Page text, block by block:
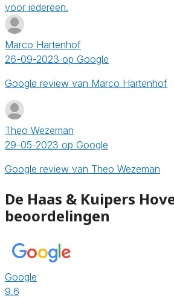
voor iedereen.
Marco Hartenhof
26-09-2023 op Google
Google review van Marco Hartenhof
Theo Wezeman
29-05-2023 op Google
Google review van Theo Wezeman
De Haas & Kuipers
beoordelingen
Google
9.6